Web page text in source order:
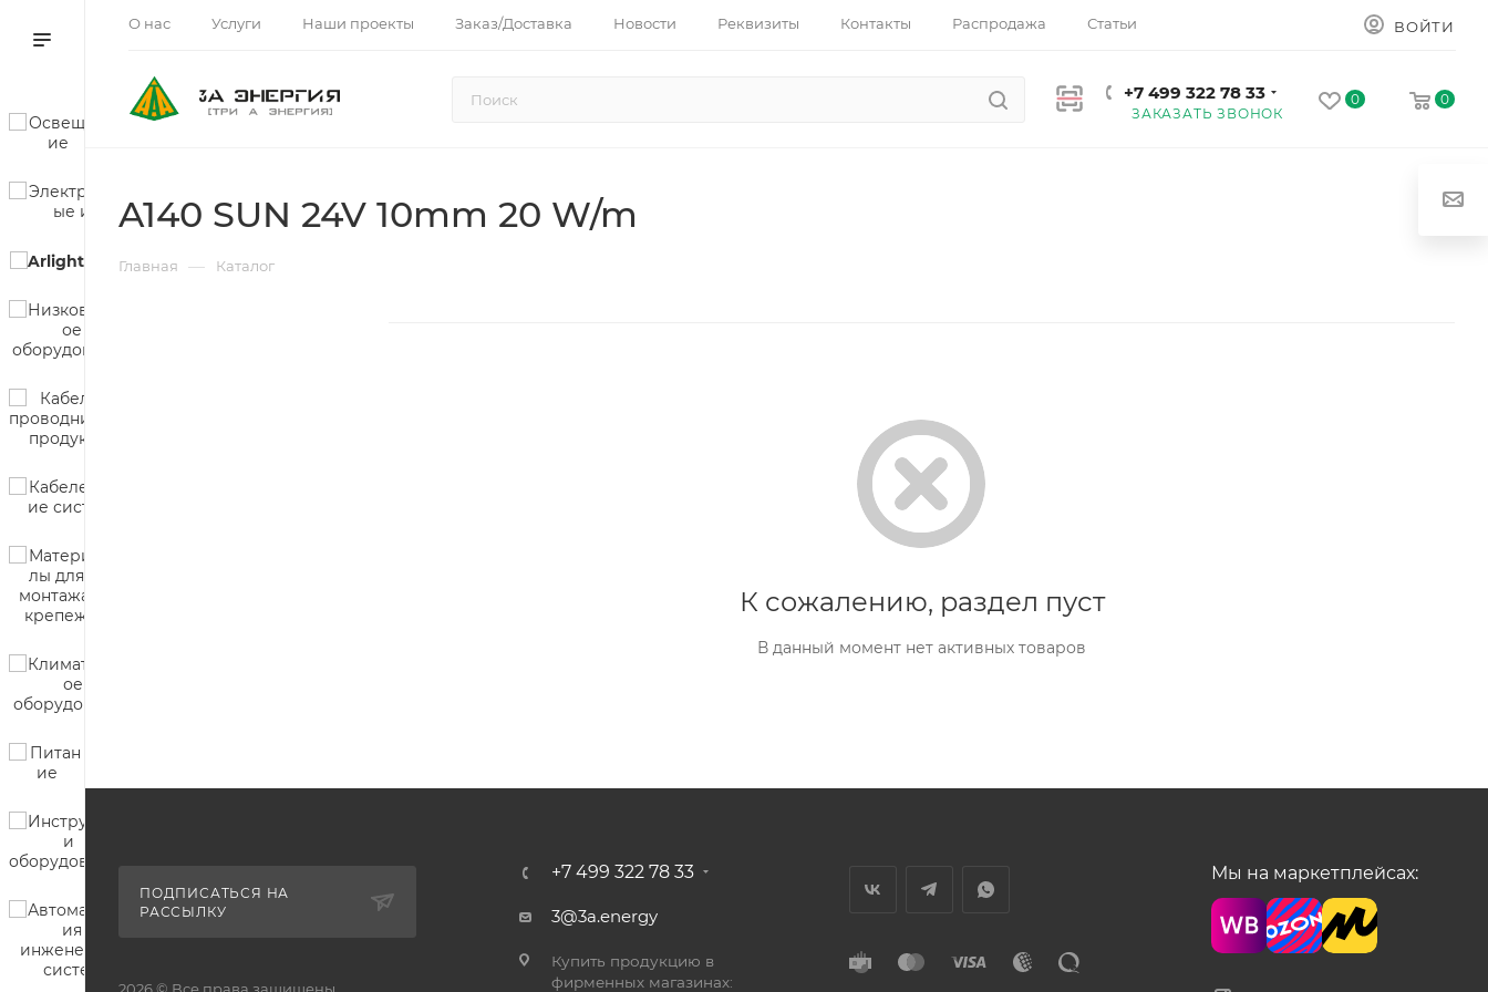
О нас Услуги Наши проекты Заказ/Доставка Новости Реквизиты Контакты Распродажа Статьи ВОЙТИ
+7 499 322 78 33
ЗАКАЗАТЬ ЗВОНОК
0 0
A140 SUN 24V 10mm 20 W/m
Главная — Каталог
К сожалению, раздел пуст
В данный момент нет активных товаров
ПОДПИСАТЬСЯ НА
РАССЫЛКУ
+7 499 322 78 33
3@3a.energy
Купить продукцию в
фирменных магазинах:
Мы на маркетплейсах: